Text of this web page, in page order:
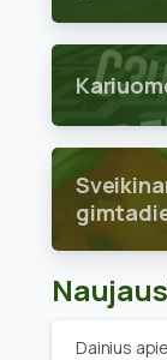
Dainius apie